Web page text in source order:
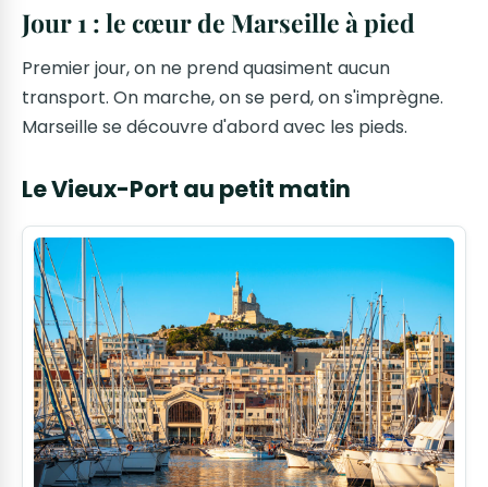
Jour 1 : le cœur de Marseille à pied
Premier jour, on ne prend quasiment aucun
transport. On marche, on se perd, on s'imprègne.
Marseille se découvre d'abord avec les pieds.
Le Vieux-Port au petit matin